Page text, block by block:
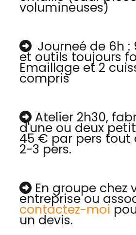
volumineuses)
 Journeé de 6h :
et outils toujours
Emaillage et 2
compris
 Atelier 2h30,
d'une ou deux
45 € par pers tout
2-3 pers.
 En groupe chez
entreprise ou
contactez-moi
un devis.